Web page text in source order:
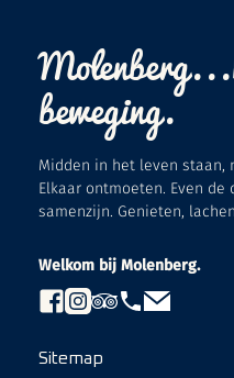
beweging.
Midden in het leven staan,
Elkaar ontmoeten. Even
samenzijn. Genieten,
Welkom bij Molenberg.
Sitemap